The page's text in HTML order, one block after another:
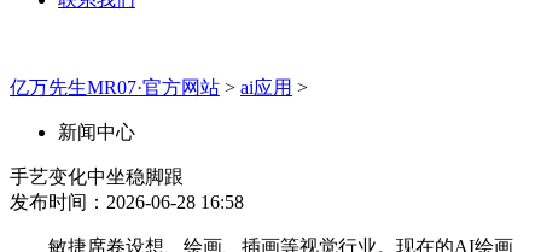
亿万先生MR07·官方网站 > ai应用 >
新闻中心
手艺变化中坐稳脚跟
发布时间：2026-06-28 16:58
敏捷席卷设想、绘画、插画等视觉行业。现在的AI绘画